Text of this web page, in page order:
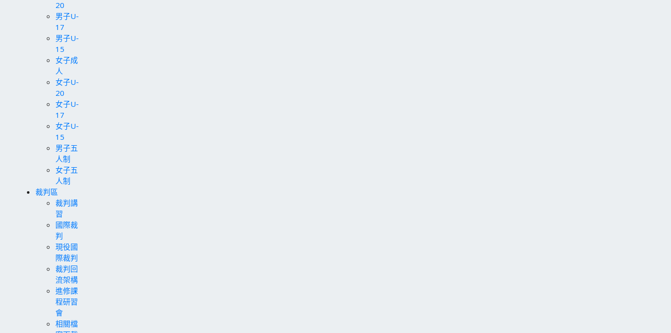
20
男子U-
17
男子U-
15
女子成
人
女子U-
20
女子U-
17
女子U-
15
男子五
人制
女子五
人制
裁判區
裁判講
習
國際裁
判
現役國
際裁判
裁判回
流架構
進修課
程研習
會
相關檔